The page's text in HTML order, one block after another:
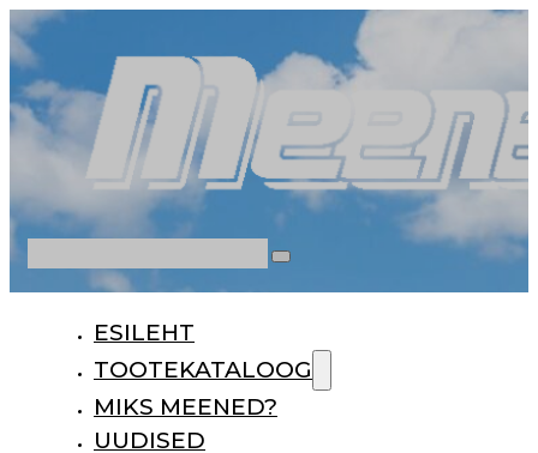
ESILEHT
TOOTEKATALOOG
MIKS MEENED?
UUDISED